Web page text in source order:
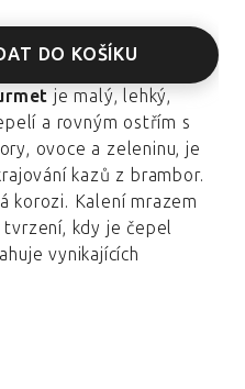
DO KOŠÍKU
je malý, lehký,
a rovným ostřím s
ovoce a zeleninu, je
kazů z brambor.
korozi. Kalení mrazem
tvrzení, kdy je čepel
vynikajících